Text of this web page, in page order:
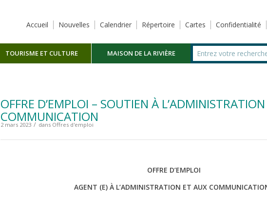
Accueil Nouvelles Calendrier Répertoire Cartes Confidentialité
TOURISME ET CULTURE MAISON DE LA RIVIÈRE
OFFRE D’EMPLOI – SOUTIEN À
COMMUNICATION
2 mars 2023 / dans Offres d'emploi
OFFRE D’EMPLOI
AGENT (E) À L’ADMINISTRATION ET AUX